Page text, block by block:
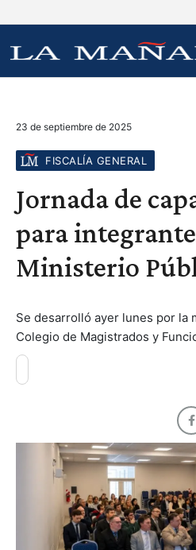
23 de septiembre de 2025
FISCALÍA GENERAL
Jornada de
para
Ministerio
Se desarrolló ayer lunes por la
Colegio de Magistrados y